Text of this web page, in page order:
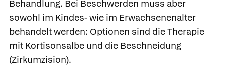
Behandlung. Bei Beschwerden muss aber
sowohl im Kindes- wie im Erwachsenenalter
behandelt werden: Optionen sind die Therapie
mit Kortisonsalbe und die Beschneidung
(Zirkumzision).